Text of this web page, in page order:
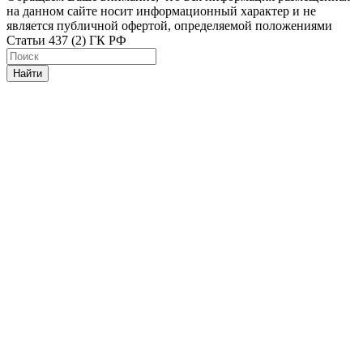
на данном сайте носит информационный характер и не
является публичной офертой, определяемой положениями
Статьи 437 (2) ГК РФ
Найти